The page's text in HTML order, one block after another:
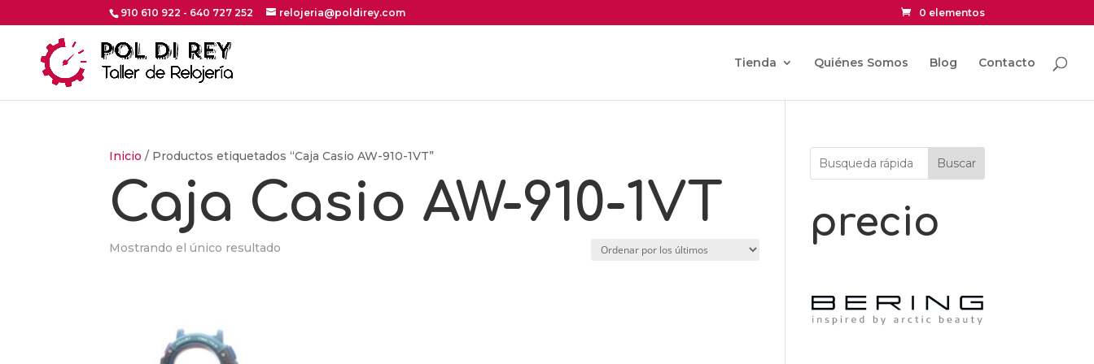
910 610 922 - 640 727 252 relojeria@poldirey.com 0 elementos
Tienda Quiénes Somos Blog Contacto
Inicio / Productos etiquetados “Caja Casio AW-910-1VT”
Caja Casio AW-910-1VT
Mostrando el único resultado
Buscar
precio